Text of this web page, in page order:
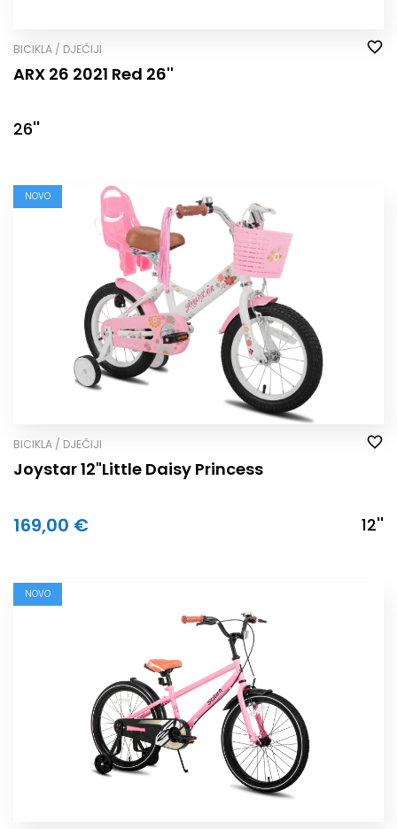
BICIKLA / DJEČIJI
ARX 26 2021 Red 26''
26''
NOVO
BICIKLA / DJEČIJI
Joystar 12"Little Daisy Princess
169,00 € 12''
NOVO